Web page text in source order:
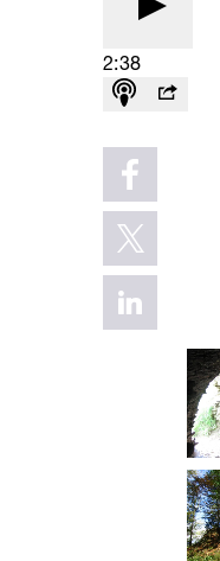
2:38